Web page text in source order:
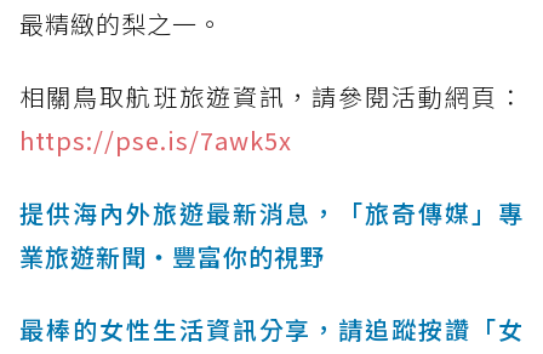
最精緻的梨之一。
相關鳥取航班旅遊資訊，請參閱活動網頁：
https://pse.is/7awk5x
提供海內外旅遊最新消息，「旅奇傳媒」專
業旅遊新聞‧豐富你的視野
最棒的女性生活資訊分享，請追蹤按讚「女